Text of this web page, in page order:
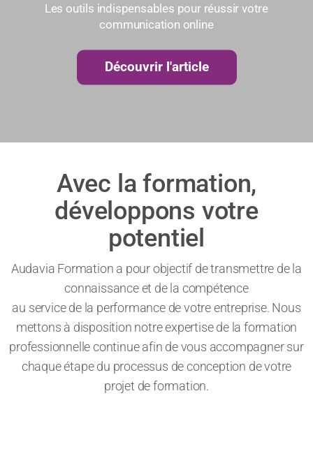
Les outils indispensables pour réussir votre
communication online
Découvrir l'article
Avec la formation,
développons votre
potentiel
Audavia Formation a pour objectif de transmettre de la
connaissance et de la compétence
au service de la performance de votre entreprise. Nous
mettons à disposition notre expertise de la formation
professionnelle continue afin de vous accompagner sur
chaque étape du processus de conception de votre
projet de formation.